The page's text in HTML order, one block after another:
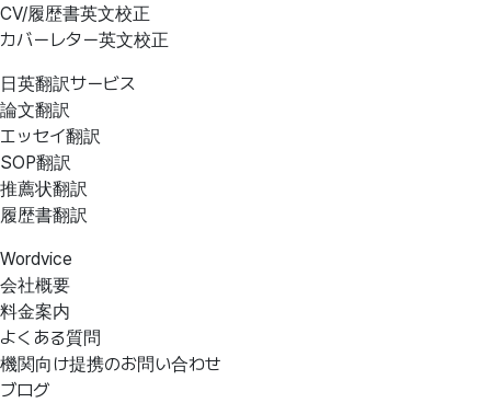
CV/履歴書英文校正
カバーレター英文校正
日英翻訳サービス
論文翻訳
エッセイ翻訳
SOP翻訳
推薦状翻訳
履歴書翻訳
Wordvice
会社概要
料金案内
よくある質問
機関向け提携のお問い合わせ
ブログ